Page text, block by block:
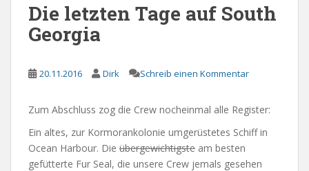
Die letzten Tage auf South
Georgia
20.11.2016 Dirk Schreib einen Kommentar
Zum Abschluss zog die Crew nocheinmal alle Register:
Ein altes, zur Kormorankolonie umgerüstetes Schiff in
Ocean Harbour. Die übergewichtigste am besten
gefütterte Fur Seal, die unsere Crew jemals gesehen